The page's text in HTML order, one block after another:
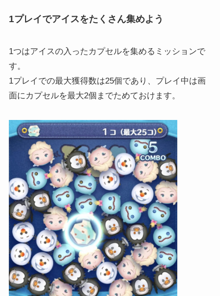
1プレイでアイスをたくさん集めよう
1つはアイスの入ったカプセルを集めるミッションで
す。
1プレイでの最大獲得数は25個であり、プレイ中は画
面にカプセルを最大2個までためておけます。